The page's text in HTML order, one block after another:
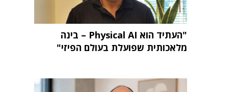
"העתיד הוא Physical AI – בינה
מלאכותית שפועלת בעולם הפיזי"